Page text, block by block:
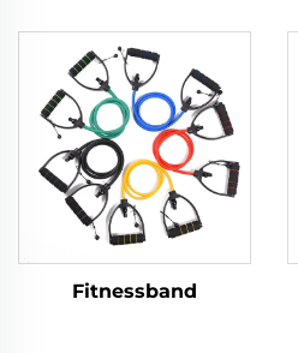
Fitnessband